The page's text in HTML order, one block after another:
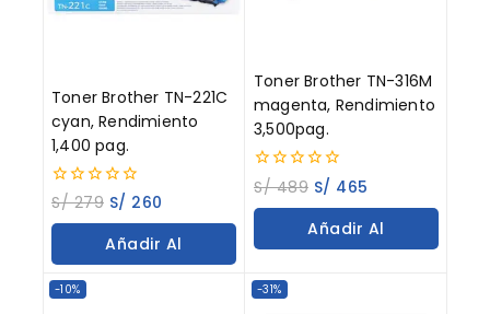
Toner Brother TN-221C
cyan, Rendimiento
1,400 pag.
0
out
of
S/279 S/ 260
Añadir Al
Toner Brother TN-316M
magenta, Rendimiento
3,500pag.
0
out
of
S/489 S/ 465
Añadir Al
-10% -31%